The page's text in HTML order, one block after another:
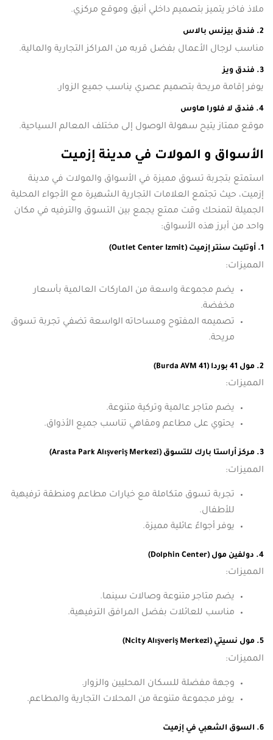
ملاذ فاخر يتميز بتصميم داخلي أنيق وموقع مركزي.
2. فندق بيزنس بالاس
مناسب لرجال الأعمال بفضل قربه من المراكز التجارية والمالية.
3. فندق ويز
يوفر إقامة مريحة بتصميم عصري يناسب جميع الزوار.
4. فندق لا فلورا هاوس
موقع ممتاز يتيح سهولة الوصول إلى مختلف المعالم السياحية.
الأسواق و المولات في مدينة إزميت
استمتع بتجربة تسوق مميزة في الأسواق والمولات في مدينة
إزميت، حيث تجتمع العلامات التجارية الشهيرة مع الأجواء المحلية
الجميلة لتمنحك وقت ممتع يجمع بين التسوق والترفيه في مكان
واحد من أبرز هذه الأسواق:
1. أوتليت سنتر إزميت (Outlet Center Izmit)
المميزات:
يضم مجموعة واسعة من الماركات العالمية بأسعار
مخفضة.
تصميمه المفتوح ومساحاته الواسعة تضفي تجربة تسوق
مريحة.
2. مول 41 بوردا (41 Burda AVM)
المميزات:
يضم متاجر عالمية وتركية متنوعة.
يحتوي على مطاعم ومقاهي تناسب جميع الأذواق.
3. مركز أراستا بارك للتسوق (Arasta Park Alışveriş Merkezi)
المميزات:
تجربة تسوق متكاملة مع خيارات مطاعم ومنطقة ترفيهية
للأطفال.
يوفر أجواءً عائلية مميزة.
4. دولفين مول (Dolphin Center)
المميزات:
يضم متاجر متنوعة وصالات سينما.
مناسب للعائلات بفضل المرافق الترفيهية.
5. مول نسيتي (Ncity Alışveriş Merkezi)
المميزات:
وجهة مفضلة للسكان المحليين والزوار.
يوفر مجموعة متنوعة من المحلات التجارية والمطاعم.
6. السوق الشعبي في إزميت